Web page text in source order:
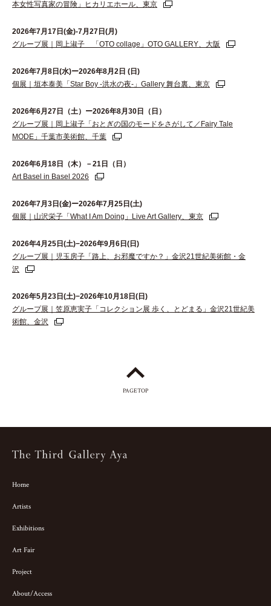
本女性写真家の冒険」ヒカリエホール、東京
2026年7月17日(金)-7月27日(月)
グループ展｜岡上淑子 「OTO collage」OTO GALLERY、大阪
2026年7月8日(水)ー2026年8月2日 (日)
個展｜垣本泰美「Star Boy -洪水の夜-」Gallery 舞台裏、東京
2026年6⽉27⽇（⼟）ー2026年8⽉30⽇（⽇）
グループ展｜岡上淑子「おとぎの国のモードをさがして／Fairy Tale
MODE」千葉市美術館、千葉
2026年6月18日（木）－21日（日）
Art Basel in Basel 2026
2026年7月3日(金)ー2026年7月25日(土)
個展｜山沢栄子「What I Am Doing」Live Art Gallery、東京
2026年4月25日(土)−2026年9月6日(日)
グループ展｜児玉房子「路上、お邪魔ですか？」金沢21世紀美術館・金
沢
2026年5月23日(土)−2026年10月18日(日)
グループ展｜笠原恵実子「コレクション展 歩く、とどまる」金沢21世紀美
術館、金沢
PAGETOP
Home
Artists
Exhibitions
Art Fair
Project
About/Access